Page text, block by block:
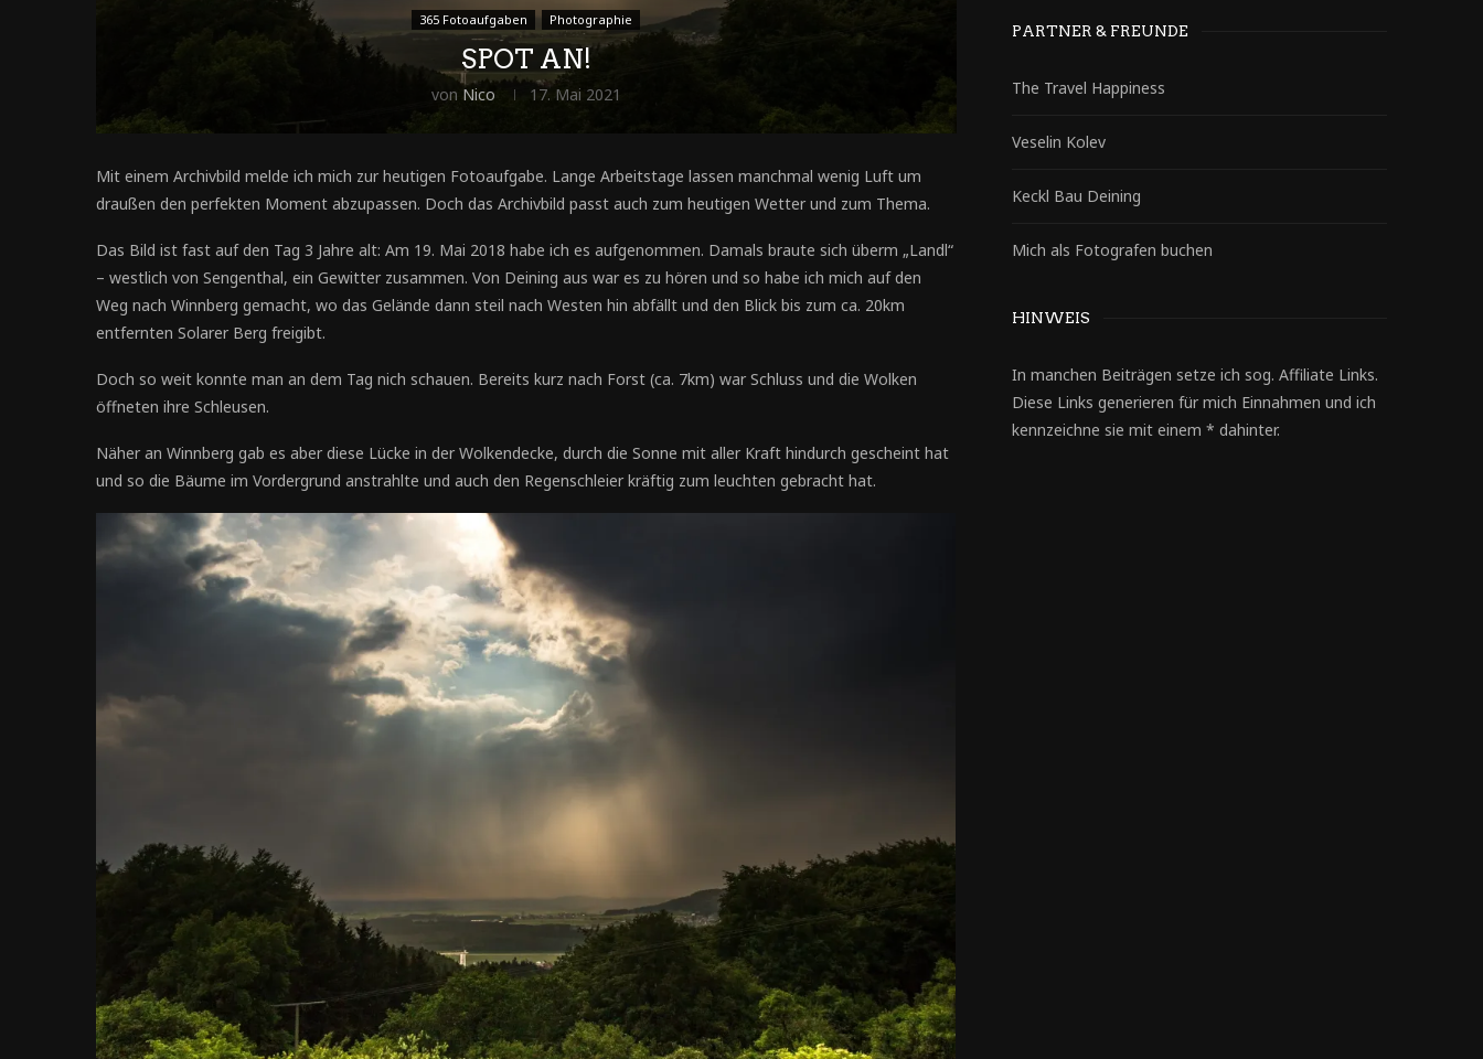
365 Fotoaufgaben Photographie
SPOT AN!
von Nico 17. Mai 2021
Mit einem Archivbild melde ich mich zur heutigen Fotoaufgabe. Lange Arbeitstage lassen manchmal wenig Luft um
draußen den perfekten Moment abzupassen. Doch das Archivbild passt auch zum heutigen Wetter und zum Thema.
Das Bild ist fast auf den Tag 3 Jahre alt: Am 19. Mai 2018 habe ich es aufgenommen. Damals braute sich überm „Landl“
– westlich von Sengenthal, ein Gewitter zusammen. Von Deining aus war es zu hören und so habe ich mich auf den
Weg nach Winnberg gemacht, wo das Gelände dann steil nach Westen hin abfällt und den Blick bis zum ca. 20km
entfernten Solarer Berg freigibt.
Doch so weit konnte man an dem Tag nich schauen. Bereits kurz nach Forst (ca. 7km) war Schluss und die Wolken
öffneten ihre Schleusen.
Näher an Winnberg gab es aber diese Lücke in der Wolkendecke, durch die Sonne mit aller Kraft hindurch gescheint hat
und so die Bäume im Vordergrund anstrahlte und auch den Regenschleier kräftig zum leuchten gebracht hat.
PARTNER & FREUNDE
The Travel Happiness
Veselin Kolev
Keckl Bau Deining
Mich als Fotografen buchen
HINWEIS
In manchen Beiträgen setze ich sog. Affiliate Links.
Diese Links generieren für mich Einnahmen und ich
kennzeichne sie mit einem * dahinter.